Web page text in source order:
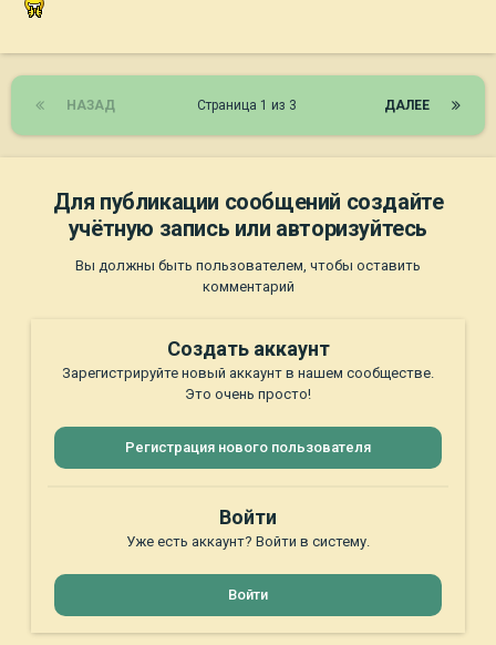
НАЗАД ДАЛЕЕ
Страница 1 из 3
Для публикации сообщений создайте
учётную запись или авторизуйтесь
Вы должны быть пользователем, чтобы оставить
комментарий
Создать аккаунт
Зарегистрируйте новый аккаунт в нашем сообществе.
Это очень просто!
Регистрация нового пользователя
Войти
Уже есть аккаунт? Войти в систему.
Войти